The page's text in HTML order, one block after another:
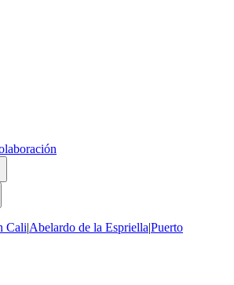
Cali|Abelardo de la Espriella|Puerto